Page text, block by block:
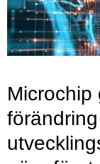
Microchip